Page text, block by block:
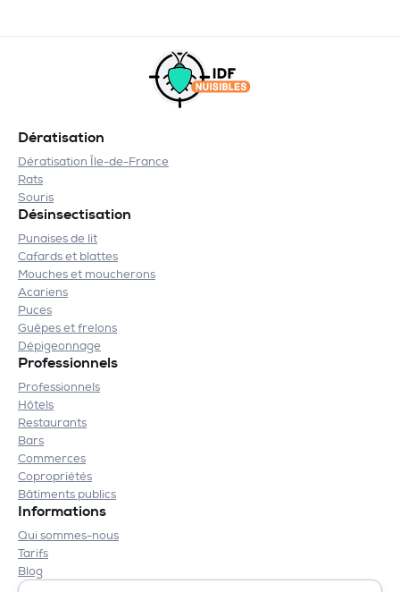
Dératisation
Dératisation Île-de-France
Rats
Souris
Désinsectisation
Punaises de lit
Cafards et blattes
Mouches et moucherons
Acariens
Puces
Guêpes et frelons
Dépigeonnage
Professionnels
Professionnels
Hôtels
Restaurants
Bars
Commerces
Copropriétés
Bâtiments publics
Informations
Qui sommes-nous
Tarifs
Blog
Contact